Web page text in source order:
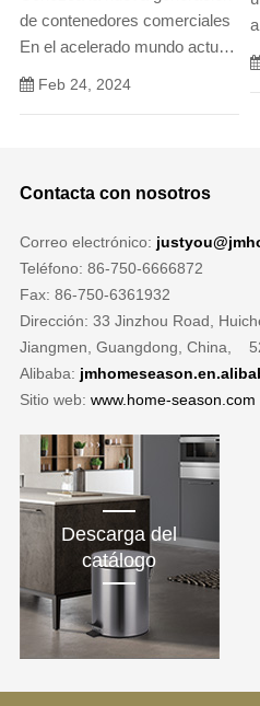
de contenedores comerciales
En el acelerado mundo actual,
donde la tecnología avanza a
transformación.
Feb 24, 2024
Contacta con nosotros
Correo electrónico:
Teléfono: 86-750-6666872
Fax: 86-750-6361932
Dirección: 33 Jinzhou Road,
Jiangmen, Guangdong, China,
Alibaba:
Sitio web: www.home-season.com
Descarga del
catálogo